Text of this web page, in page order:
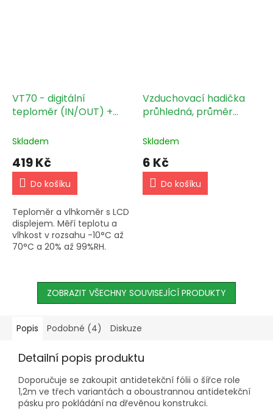
VT70 - digitální
teploměr (IN/OUT) +
Skladem
419 Kč
Do košíku
Teploměr a vlhkoměr s LCD
displejem. Měří teplotu a
vlhkost v rozsahu -10°C až
70°C a 20% až 99%RH.
Napájeno baterií AAA.
Vhodné pro...
Vzduchovací hadička
průhledná, průměr
vnější) 1m
Skladem
6 Kč
Do košíku
ZOBRAZIT VŠECHNY SOUVISEJÍCÍ PRODUKTY
Popis Podobné (4) Diskuze
Detailní popis produktu
Doporučuje se zakoupit antidetekční fólii o šířce role
1,2m ve třech variantách a oboustrannou antidetekční
pásku pro pokládání na dřevěnou konstrukci.